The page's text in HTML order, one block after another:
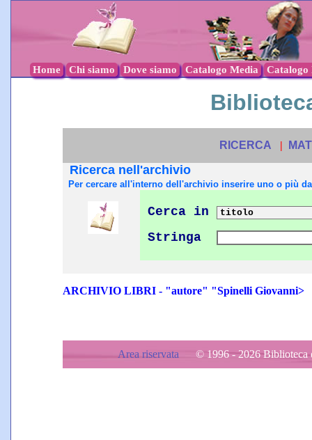
Home Chi siamo Dove siamo Catalogo Media Catalogo
RICERCA |
Ricerca nell'archivio
Per cercare all'interno dell'archivio inserire uno o più
Cerca in
Stringa
ARCHIVIO LIBRI - "autore" "Spinelli Giovanni>
Area riservata © 1996 - 2026 Biblioteca